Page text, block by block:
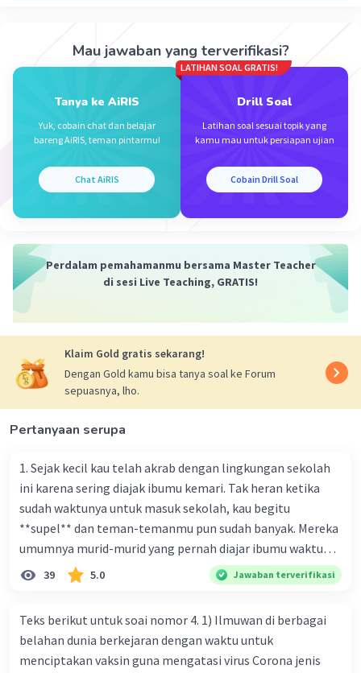
Beri Rating·0.0(0) Balas
Mau jawaban yang terverifikasi?
Tanya ke AiRIS
Yuk, cobain chat dan belajar
bareng AiRIS, teman pintarmu!
Chat AiRIS
LATIHAN SOAL GRATIS!
Drill Soal
Latihan soal sesuai topik yang
kamu mau untuk persiapan ujian
Cobain Drill Soal
Perdalam pemahamanmu bersama Master Teacher
di sesi Live Teaching, GRATIS!
Klaim Gold gratis sekarang!
Dengan Gold kamu bisa tanya soal ke Forum
sepuasnya, lho.
Pertanyaan serupa
1. Sejak kecil kau telah akrab dengan lingkungan sekolah
ini karena sering diajak ibumu kemari. Tak heran ketika
sudah waktunya untuk masuk sekolah, kau begitu
**supel** dan teman-temanmu pun sudah banyak. Mereka
umumnya murid-murid yang pernah diajar ibumu waktu
kelas satu. Sedangkan aku? Aku waktu itu baru saja pindah
ke kota kecil ini. Makna kata bercetak tebal dalam kutipan
baik
39 5.0 Jawaban terverifikasi
Teks berikut untuk soai nomor 4. 1) Ilmuwan di berbagai
belahan dunia berkejaran dengan waktu untuk
menciptakan vaksin guna mengatasi virus Corona jenis